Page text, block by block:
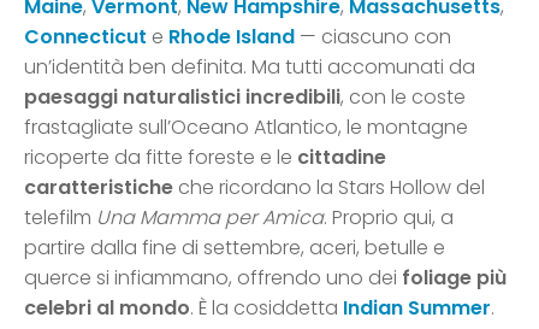
Maine, Vermont, New Hampshire, Massachusetts,
Connecticut e Rhode Island — ciascuno con
un’identità ben definita. Ma tutti accomunati da
paesaggi naturalistici incredibili, con le coste
frastagliate sull’Oceano Atlantico, le montagne
ricoperte da fitte foreste e le cittadine
caratteristiche che ricordano la Stars Hollow del
telefilm Una Mamma per Amica. Proprio qui, a
partire dalla fine di settembre, aceri, betulle e
querce si infiammano, offrendo uno dei foliage più
celebri al mondo. È la cosiddetta Indian Summer.